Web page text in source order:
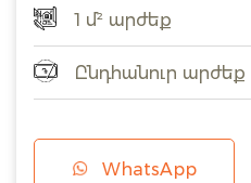
1 մ² արժեք
Ընդհանուր արժեք
WhatsApp